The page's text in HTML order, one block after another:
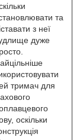
та
з неї
дуже
тримач для
оскільки